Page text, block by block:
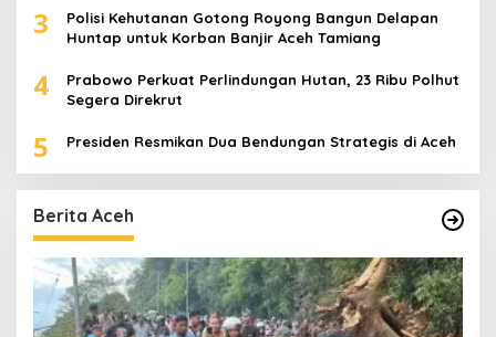
3
Polisi Kehutanan Gotong Royong Bangun Delapan
Huntap untuk Korban Banjir Aceh Tamiang
4
Prabowo Perkuat Perlindungan Hutan, 23 Ribu Polhut
Segera Direkrut
5 Presiden Resmikan Dua Bendungan Strategis di Aceh
Berita Aceh